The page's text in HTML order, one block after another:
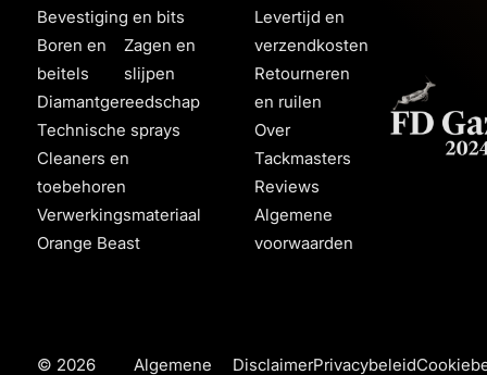
Bevestiging en bits
Boren en
beitels
Zagen en
slijpen
Diamantgereedschap
Technische sprays
Cleaners en
toebehoren
Verwerkingsmateriaal
Orange Beast
Levertijd en
verzendkosten
Retourneren
en ruilen
Over
Tackmasters
Reviews
Algemene
voorwaarden
© 2026 Algemene DisclaimerPrivacybeleid